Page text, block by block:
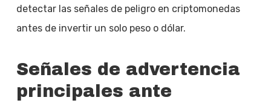
detectar las señales de peligro en criptomonedas
antes de invertir un solo peso o dólar.
Señales de advertencia
principales ante